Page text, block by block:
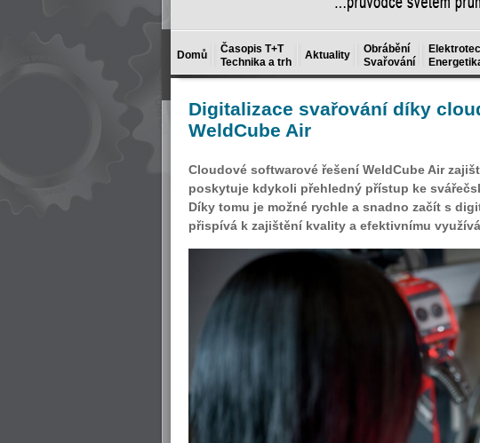
Domů
Časopis T+T
Technika a trh
Aktuality
Obrábění
Svařování
Digitalizace svařování díky
WeldCube Air
Cloudové softwarové řešení WeldCube Air
poskytuje kdykoli přehledný přístup ke
Díky tomu je možné rychle a snadno začít s
přispívá k zajištění kvality a efektivnímu